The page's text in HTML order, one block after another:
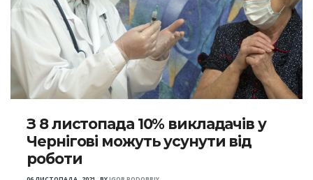
З 8 листопада 10% викладачів у
Чернігові можуть усунути від
роботи